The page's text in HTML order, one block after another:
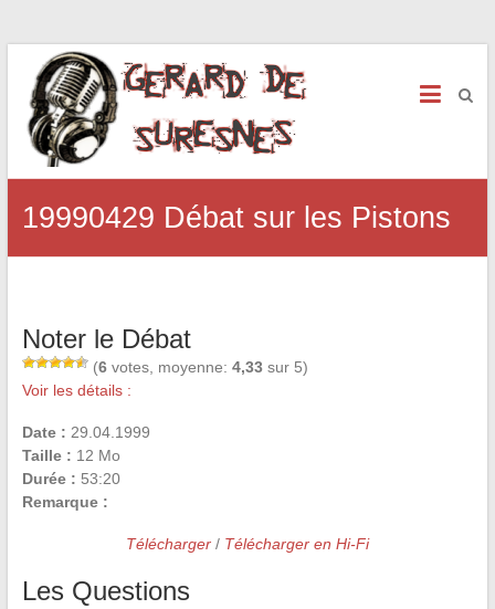
19990429 Débat sur les Pistons
Noter le Débat
(6votes, moyenne: 4,33sur 5)
Voir les détails :
Date : 29.04.1999
Taille : 12 Mo
Durée : 53:20
Remarque :
Télécharger/ Télécharger en Hi-Fi
Les Questions